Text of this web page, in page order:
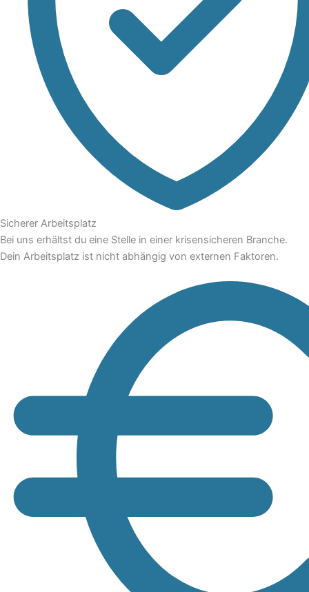
Sicherer Arbeitsplatz
Bei uns erhältst du eine Stelle in einer krisensicheren Branche.
Dein Arbeitsplatz ist nicht abhängig von externen Faktoren.